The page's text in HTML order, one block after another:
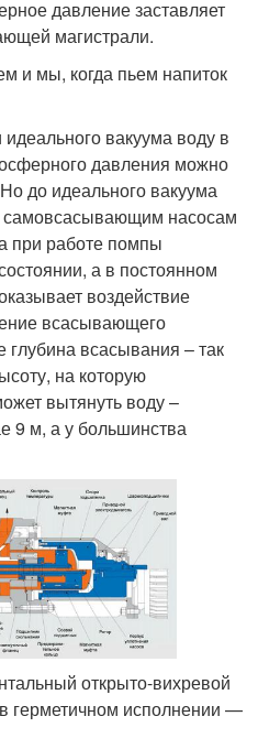
давление заставляет
магистрали.
и мы, когда пьем напиток
вакуума воду в
давления можно
до идеального вакуума
насосам
при работе помпы
а в постоянном
воздействие
всасывающего
глубина всасывания – так
на которую
вытянуть воду –
9 м, а у большинства
открыто-вихревой
герметичном исполнении —